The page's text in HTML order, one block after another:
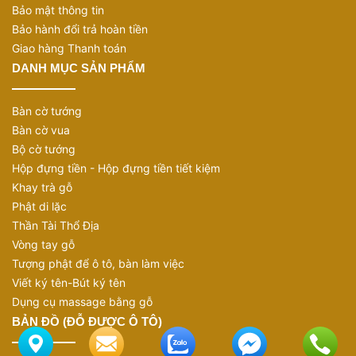
19 năm: Topaz (Topaz)
21 năm: Vàng (Gold)
22 năm: Zirconium (Zirconium)
24 năm: Bạch kim (Platinum)
26 năm: Ngọc bích (Jade)
Xem thêm:
Cưới - Trao Gửi Yêu Thương Và Niềm Vui
Lựa Chọn Quà Tặng Kỷ Niệm Ngày Cưới Phù
Hợp
Việc lựa chọn quà tặng kỷ niệm ngày cưới cần
dựa trên nhiều yếu tố như sở thích, nhu cầu,
Bảo mật thông tin
Bảo hành đổi trả hoàn tiền
Giao hàng Thanh toán
DANH MỤC SẢN PHẨM
Bàn cờ tướng
Bàn cờ vua
Bộ cờ tướng
Hộp đựng tiền - Hộp đựng tiền tiết kiệm
Khay trà gỗ
Phật di lặc
Thần Tài Thổ Địa
Vòng tay gỗ
Tượng phật để ô tô, bàn làm việc
Viết ký tên-Bút ký tên
Dụng cụ massage bằng gỗ
BẢN ĐỒ (ĐỖ ĐƯỢC Ô TÔ)